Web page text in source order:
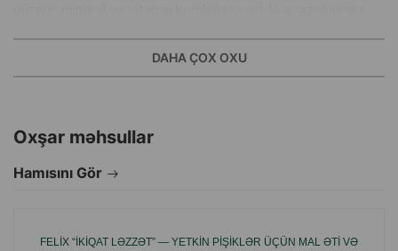
Omeqa-6 yağ turşularının mənbəyidir.
Hər gün üçün müxtəlif ləzzətlər və teksturalar.
Keyfiyyətli inqrediyentlərdən hazırlanıb.
Tərkibi: ət və onun emal məhsulları (onlardan toyuq 4%),
DAHA ÇOX OXU
Oxşar məhsullar
Hamısını Gör
FELIX “İKIQAT LƏZZƏT” — YETKIN PIŞIKLƏR ÜÇÜN MAL ƏTI VƏ